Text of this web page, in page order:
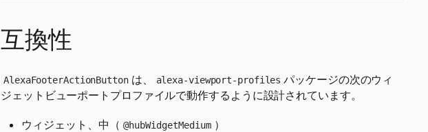
互換性
AlexaFooterActionButton は、 alexa-viewport-profiles パッケージの次のウィ
ジェットビューポートプロファイルで動作するように設計されています。
ウィジェット、中（ @hubWidgetMedium ）